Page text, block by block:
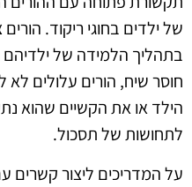
של ילדים בחוגי ריקוד.
בתהליך הלמידה של ילדיהם
חוסר שיח, הורים עלולים
הילד או את הקשיים שהוא
לתחושות של תסכול.
על המדריכים ליצור קשרים